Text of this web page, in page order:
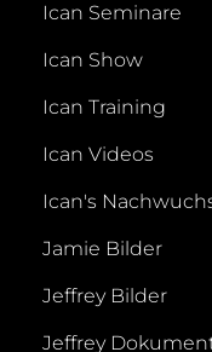
Ican Seminare
Ican Show
Ican Training
Ican Videos
Ican's
Jamie Bilder
Jeffrey Bilder
Jeffrey